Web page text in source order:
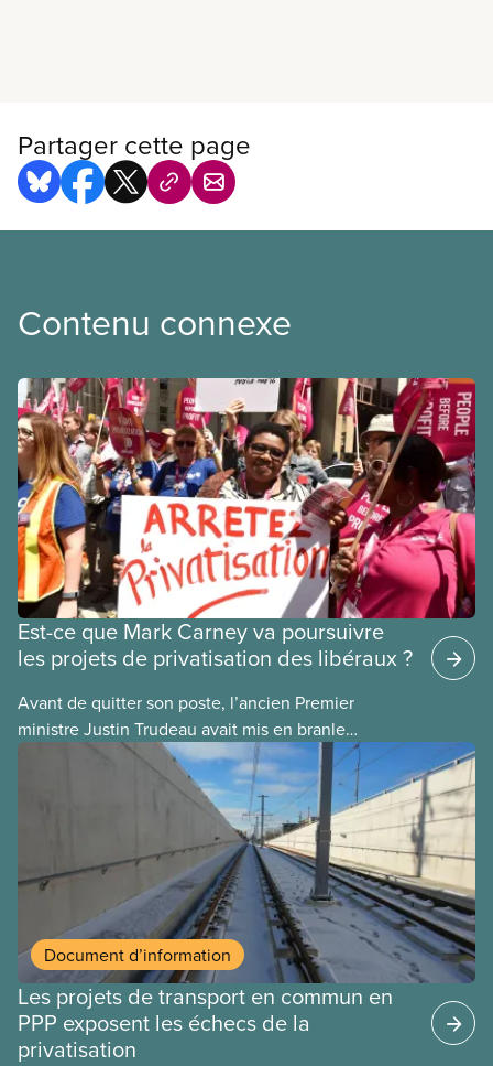
Partager cette page
Contenu connexe
Est-ce que Mark Carney va poursuivre
les projets de privatisation des libéraux ?
Avant de quitter son poste, l’ancien Premier
ministre Justin Trudeau avait mis en branle
plusieurs projets de privatisation, dans l’espoir que
son successeur les mènerait à terme. Voici
Document d’information
Les projets de transport en commun en
PPP exposent les échecs de la
privatisation